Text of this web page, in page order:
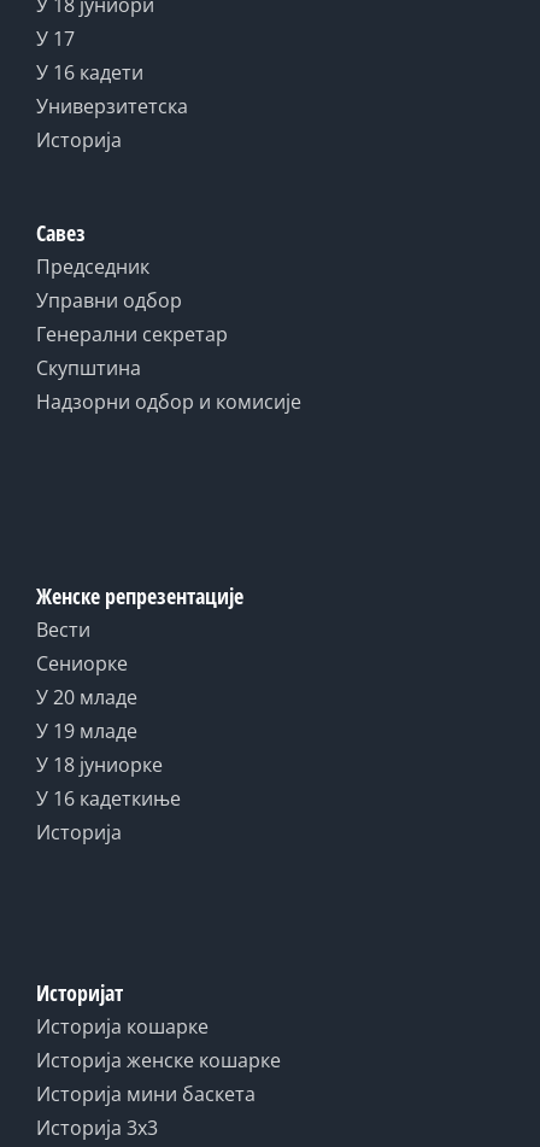
У 17
У 16 кадети
Универзитетска
Историја
Савез
Председник
Управни одбор
Генерални секретар
Скупштина
Надзорни одбор и комисије
Женске репрезентације
Вести
Сениорке
У 20 младе
У 19 младе
У 18 јуниорке
У 16 кадеткиње
Историја
Историјат
Историја кошарке
Историја женске кошарке
Историја мини баскета
Историја 3x3